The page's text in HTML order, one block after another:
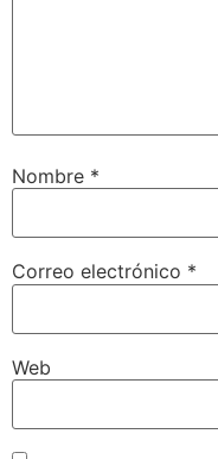
Nombre *
Correo electrónico *
Web